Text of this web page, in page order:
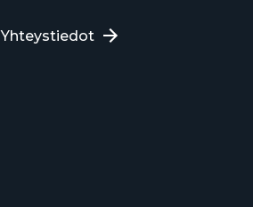
Yhteystiedot